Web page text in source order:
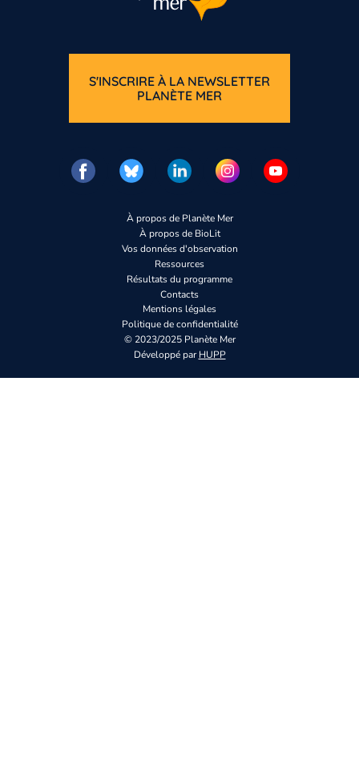
À propos de Planète Mer
À propos de BioLit
Vos données d'observation
Ressources
Résultats du programme
Contacts
Mentions légales
Politique de confidentialité
© 2023/2025 Planète Mer
Développé parHUPP
S'INSCRIRE À LA NEWSLETTER
PLANÈTE MER